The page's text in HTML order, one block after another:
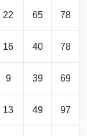
22 65 78
16 40 78
9 39 69
13 49 97